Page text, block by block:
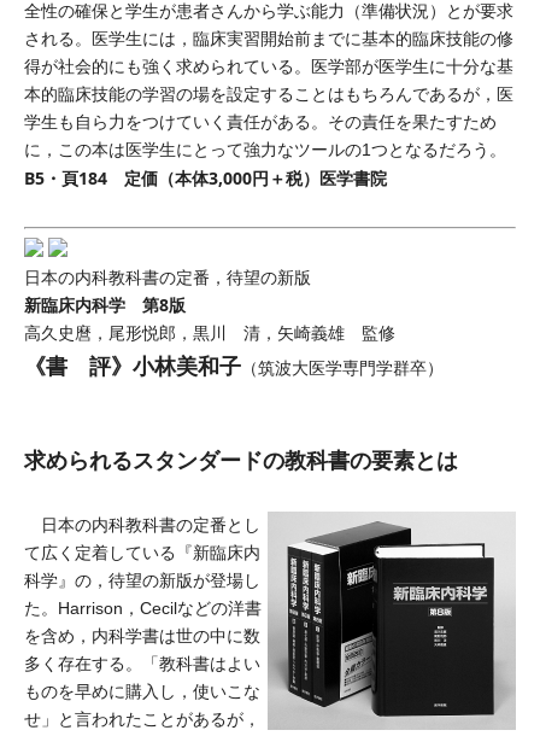
全性の確保と学生が患者さんから学ぶ能力（準備状況）とが要求
される。医学生には，臨床実習開始前までに基本的臨床技能の修
得が社会的にも強く求められている。医学部が医学生に十分な基
本的臨床技能の学習の場を設定することはもちろんであるが，医
学生も自ら力をつけていく責任がある。その責任を果たすため
に，この本は医学生にとって強力なツールの1つとなるだろう。
B5・頁184 定価（本体3,000円＋税）医学書院
日本の内科教科書の定番，待望の新版
新臨床内科学 第8版
高久史麿，尾形悦郎，黒川 清，矢崎義雄 監修
《書 評》小林美和子 （筑波大医学専門学群卒）
求められるスタンダードの教科書の要素とは
日本の内科教科書の定番とし
て広く定着している『新臨床内
科学』の，待望の新版が登場し
た。Harrison，Cecilなどの洋書
を含め，内科学書は世の中に数
多く存在する。「教科書はよい
ものを早めに購入し，使いこな
せ」と言われたことがあるが，